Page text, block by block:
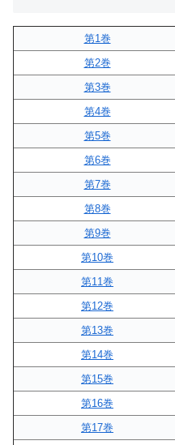
第1巻
第2巻
第3巻
第4巻
第5巻
第6巻
第7巻
第8巻
第9巻
第10巻
第11巻
第12巻
第13巻
第14巻
第15巻
第16巻
第17巻